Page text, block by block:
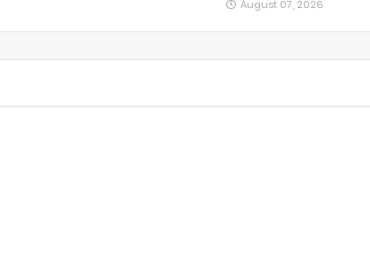
August 07, 2026